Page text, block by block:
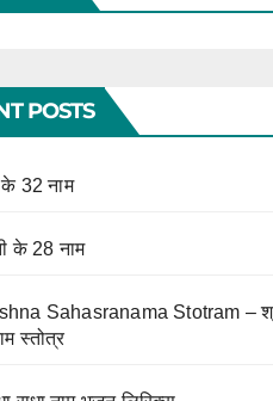
POSTS
के 32 नाम
के 28 नाम
Sahasranama Stotram –
स्तोत्र